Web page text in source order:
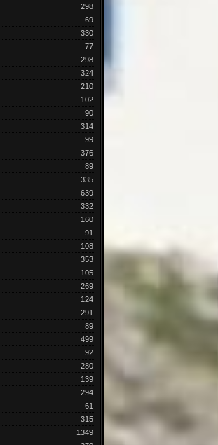
298
69
330
77
298
324
210
102
90
314
99
376
89
335
639
332
160
91
108
353
105
269
124
291
89
499
92
280
139
294
61
315
1349